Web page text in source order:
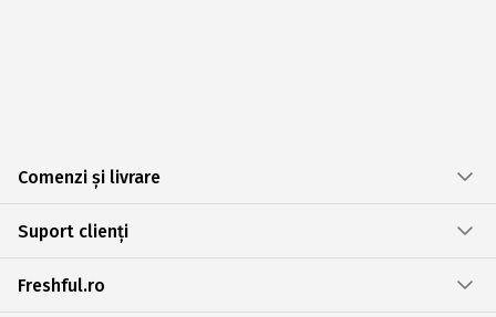
Comenzi și livrare
Suport clienți
Freshful.ro